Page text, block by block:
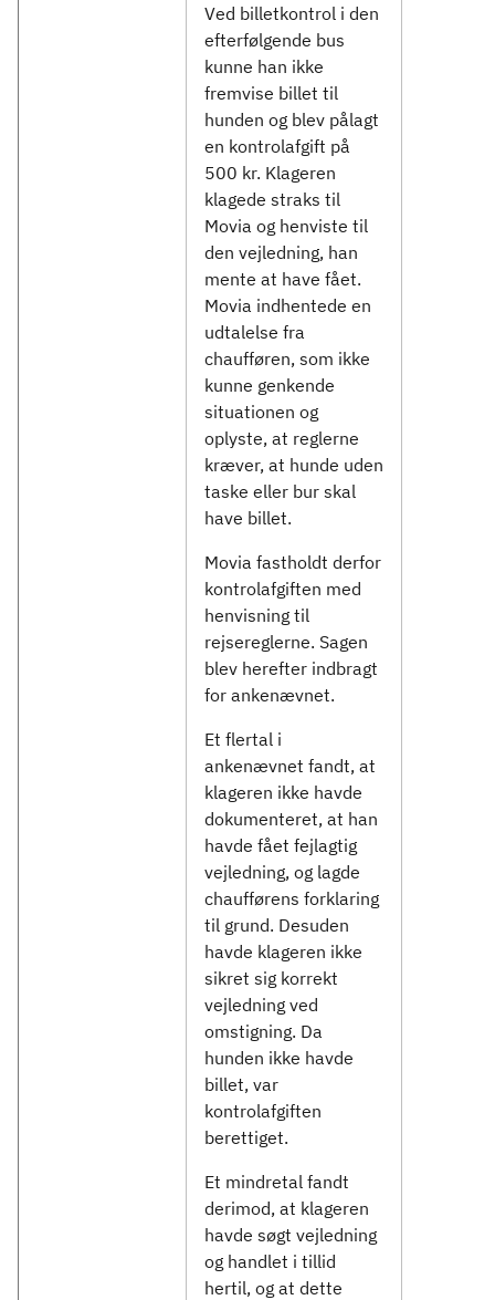
Ved billetkontrol i den
efterfølgende bus
kunne han ikke
fremvise billet til
hunden og blev pålagt
en kontrolafgift på
500 kr. Klageren
klagede straks til
Movia og henviste til
den vejledning, han
mente at have fået.
Movia indhentede en
udtalelse fra
chaufføren, som ikke
kunne genkende
situationen og
oplyste, at reglerne
kræver, at hunde uden
taske eller bur skal
have billet.
Movia fastholdt derfor
kontrolafgiften med
henvisning til
rejsereglerne. Sagen
blev herefter indbragt
for ankenævnet.
Et flertal i
ankenævnet fandt, at
klageren ikke havde
dokumenteret, at han
havde fået fejlagtig
vejledning, og lagde
chaufførens forklaring
til grund. Desuden
havde klageren ikke
sikret sig korrekt
vejledning ved
omstigning. Da
hunden ikke havde
billet, var
kontrolafgiften
berettiget.
Et mindretal fandt
derimod, at klageren
havde søgt vejledning
og handlet i tillid
hertil, og at dette